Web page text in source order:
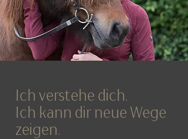
Ich verstehe dich.
Ich kann dir neue Wege
zeigen.